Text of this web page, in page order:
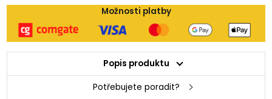
Možnosti platby
Popis produktu
Potřebujete poradit?